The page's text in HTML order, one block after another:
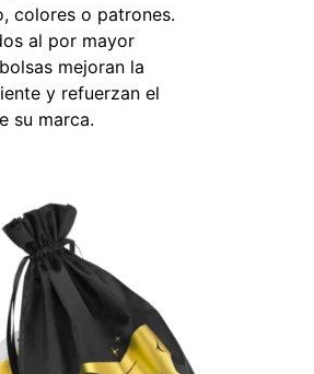
colores o patrones.
al por mayor
mejoran la
y refuerzan el
su marca.